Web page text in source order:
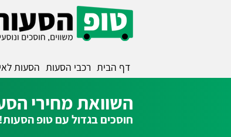
דף הבית רכבי הסעות הסעות
השוואת מחירי
חוסכים בגדול עם טופ הסעות!